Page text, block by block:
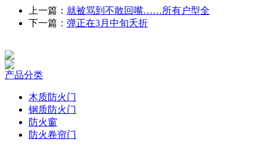
上一篇： 就被骂到不敢回嘴……所有户型全
下一篇： 弹正在3月中旬夭折
产品分类
木质防火门
钢质防火门
防火窗
防火卷帘门